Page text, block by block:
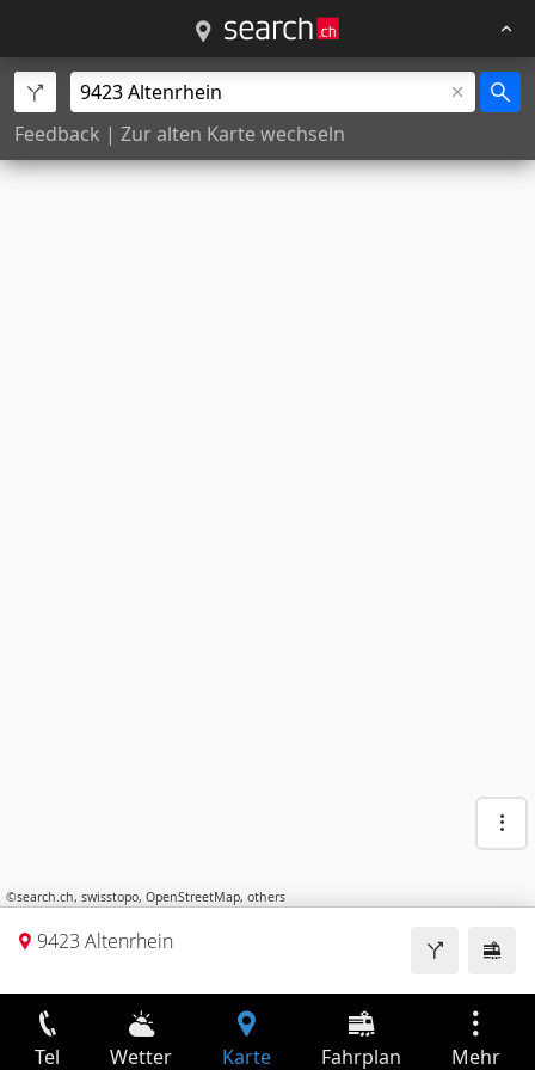
Feedback | Zur alten Karte wechseln
©search.ch, swisstopo, OpenStreetMap, others
9423 Altenrhein
Tel Wetter Karte Fahrplan Mehr